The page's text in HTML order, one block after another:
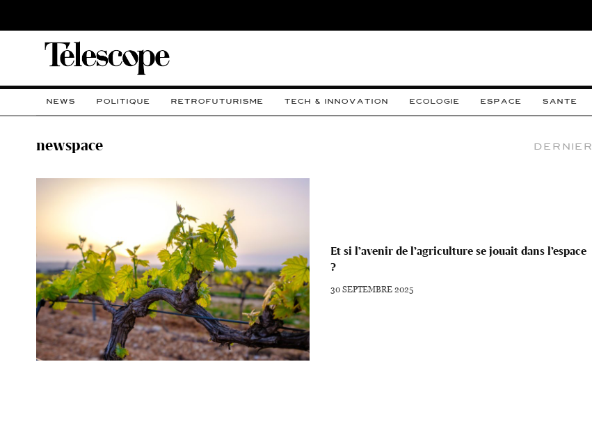
NEWS POLITIQUE RETROFUTURISME TECH & INNOVATION ECOLOGIE ESPACE SANTE
Dernier
newspace
Et si l’avenir de l’agriculture se jouait dans l’espace
?
30 SEPTEMBRE 2025